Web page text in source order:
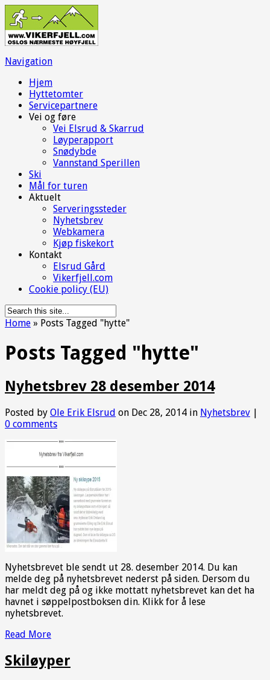
Navigation
Hjem
Hyttetomter
Servicepartnere
Vei og føre
Vei Elsrud & Skarrud
Løyperapport
Snødybde
Vannstand Sperillen
Ski
Mål for turen
Aktuelt
Serveringssteder
Nyhetsbrev
Webkamera
Kjøp fiskekort
Kontakt
Elsrud Gård
Vikerfjell.com
Cookie policy (EU)
Home » Posts Tagged "hytte"
Posts Tagged "hytte"
Nyhetsbrev 28 desember 2014
Posted by Ole Erik Elsrud on Dec 28, 2014 in Nyhetsbrev |
0 comments
Nyhetsbrevet ble sendt ut 28. desember 2014. Du kan
melde deg på nyhetsbrevet nederst på siden. Dersom du
har meldt deg på og ikke mottatt nyhetsbrevet kan det ha
havnet i søppelpostboksen din. Klikk for å lese
nyhetsbrevet.
Read More
Skiløyper